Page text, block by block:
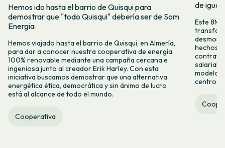
Hemos ido hasta el barrio de Quisqui para
demostrar que "todo Quisqui" debería ser de Som
Energia
Hemos viajado hasta el barrio de Quisqui, en Almería,
para dar a conocer nuestra cooperativa de energía
100% renovable mediante una campaña cercana e
ingeniosa junto al creador Erik Harley. Con esta
iniciativa buscamos demostrar que una alternativa
energética ética, democrática y sin ánimo de lucro
está al alcance de todo el mundo.
Cooperativa
de
Este 8M,
hechos y
salarial y
modelo
centro